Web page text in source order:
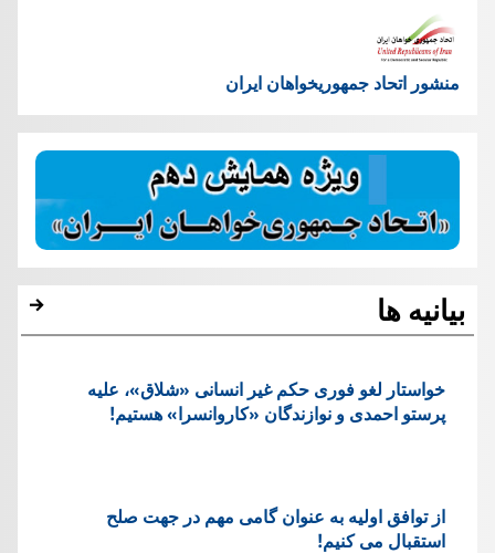
منشور اتحاد جمهوریخواهان ایران
بیانیه ها
خواستار لغو فوری حکم غیر انسانی «شلاق»، علیه
پرستو احمدی و نوازندگان «کاروانسرا» هستیم!
از توافق اولیه به عنوان گامی مهم در جهت صلح
استقبال می کنیم!